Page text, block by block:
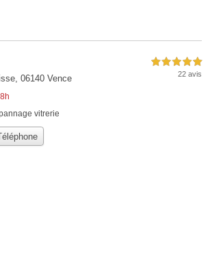
06140 Vence
5,0 étoiles sur 5
22 avis
vitrerie